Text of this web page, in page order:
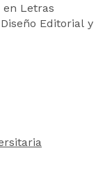
en Letras
Editorial y